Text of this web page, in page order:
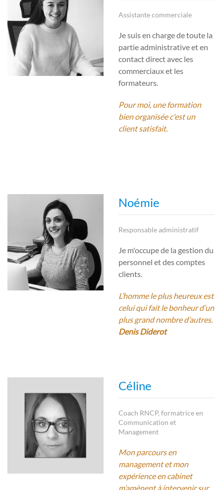
Assistante commerciale
Je suis en charge de toute la
partie administrative et en
contact direct avec les
commerciaux et les
formateurs.
Pour moi, une formation
bien organisée c'est un
client satisfait.
Noémie
Responsable administratif
Je m'occupe de la gestion du
personnel et des comptes
clients.
L’homme le plus heureux est
celui qui fait le bonheur d’un
plus grand nombre d’autres.
Denis Diderot
Céline
Coach RNCP, formatrice en
Communication et
Management
Mon parcours en
management et mon
expérience en cabinet
m’amènent à intervenir sur